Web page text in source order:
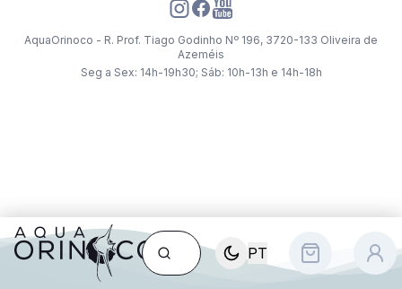
PT
AquaOrinoco - R. Prof. Tiago Godinho Nº 196, 3720-133 Oliveira de
Azeméis
Seg a Sex: 14h-19h30; Sáb: 10h-13h e 14h-18h